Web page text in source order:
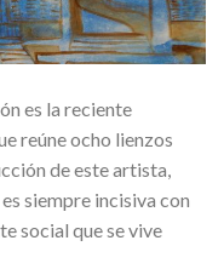
es la reciente
reúne ocho lienzos
de este artista,
siempre incisiva con
social que se vive